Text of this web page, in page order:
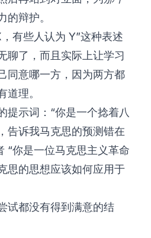
的辩护。
有些人认为 Y”这种表述
聊了，而且实际上让学习
同意哪一方，因为两方都
道理。
提示词：“你是一个捻着八
告诉我马克思的预测错在
“你是一位马克思主义革命
思的思想应该如何应用于
试都没有得到满意的结